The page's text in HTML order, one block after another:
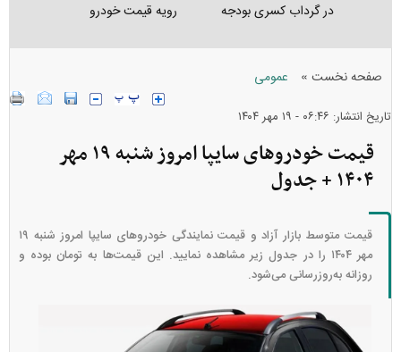
در گرداب کسری بودجه
رویه قیمت خودرو
صفحه نخست » عمومی
تاریخ انتشار: ۰۶:۴۶ - ۱۹ مهر ۱۴۰۴
قیمت خودرو‌های سایپا امروز شنبه ۱۹ مهر
۱۴۰۴ + جدول
قیمت متوسط بازار آزاد و قیمت نمایندگی خودرو‌های سایپا امروز شنبه ۱۹
مهر ۱۴۰۴ را در جدول زیر مشاهده نمایید. این قیمت‌ها به تومان بوده و
روزانه به‌روز‌رسانی می‌شود.